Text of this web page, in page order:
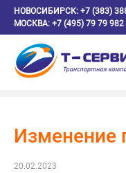
НОВОСИБИРСК: +7 (383)
МОСКВА: +7 (495) 79 79 982
Изменение
20.02.2023